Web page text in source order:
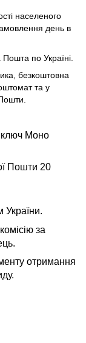
населеного
день в
по Україні.
безкоштовна
та у
ключ Моно
Пошти 20
України.
за
отримання